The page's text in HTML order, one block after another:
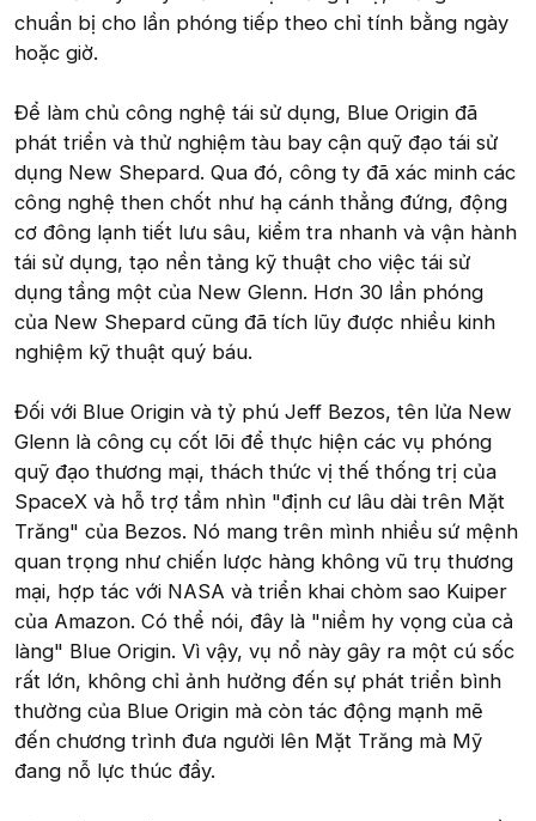
chuẩn bị cho lần phóng tiếp theo chỉ tính bằng ngày
hoặc giờ.
Để làm chủ công nghệ tái sử dụng, Blue Origin đã
phát triển và thử nghiệm tàu bay cận quỹ đạo tái sử
dụng New Shepard. Qua đó, công ty đã xác minh các
công nghệ then chốt như hạ cánh thẳng đứng, động
cơ đông lạnh tiết lưu sâu, kiểm tra nhanh và vận hành
tái sử dụng, tạo nền tảng kỹ thuật cho việc tái sử
dụng tầng một của New Glenn. Hơn 30 lần phóng
của New Shepard cũng đã tích lũy được nhiều kinh
nghiệm kỹ thuật quý báu.
Đối với Blue Origin và tỷ phú Jeff Bezos, tên lửa New
Glenn là công cụ cốt lõi để thực hiện các vụ phóng
quỹ đạo thương mại, thách thức vị thế thống trị của
SpaceX và hỗ trợ tầm nhìn "định cư lâu dài trên Mặt
Trăng" của Bezos. Nó mang trên mình nhiều sứ mệnh
quan trọng như chiến lược hàng không vũ trụ thương
mại, hợp tác với NASA và triển khai chòm sao Kuiper
của Amazon. Có thể nói, đây là "niềm hy vọng của cả
làng" Blue Origin. Vì vậy, vụ nổ này gây ra một cú sốc
rất lớn, không chỉ ảnh hưởng đến sự phát triển bình
thường của Blue Origin mà còn tác động mạnh mẽ
đến chương trình đưa người lên Mặt Trăng mà Mỹ
đang nỗ lực thúc đẩy.